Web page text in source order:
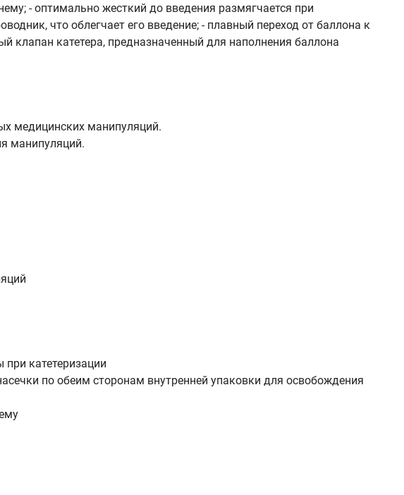
- оптимально жесткий до введения размягчается при
что облегчает его введение; - плавный переход от баллона к
клапан катетера, предназначенный для наполнения баллона
медицинских манипуляций.
манипуляций.
катетеризации
по обеим сторонам внутренней упаковки для освобождения